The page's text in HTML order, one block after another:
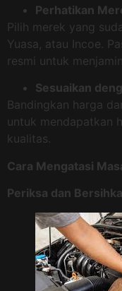
Perhatikan
Pilih merek yang
Yuasa, atau Incoe.
resmi untuk
Sesuaikan
Bandingkan harga
untuk mendapatkan
kualitas.
Cara Mengatasi
Periksa dan